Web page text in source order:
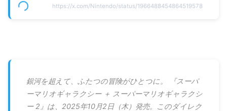
https://x.com/Nintendo/status/1966488454864519578
銀河を超えて、ふたつの冒険がひとつに。 『スーパ
ーマリオギャラクシー ＋ スーパーマリオギャラクシ
ー 2』は、2025年10月2日（木）発売。このダイレク